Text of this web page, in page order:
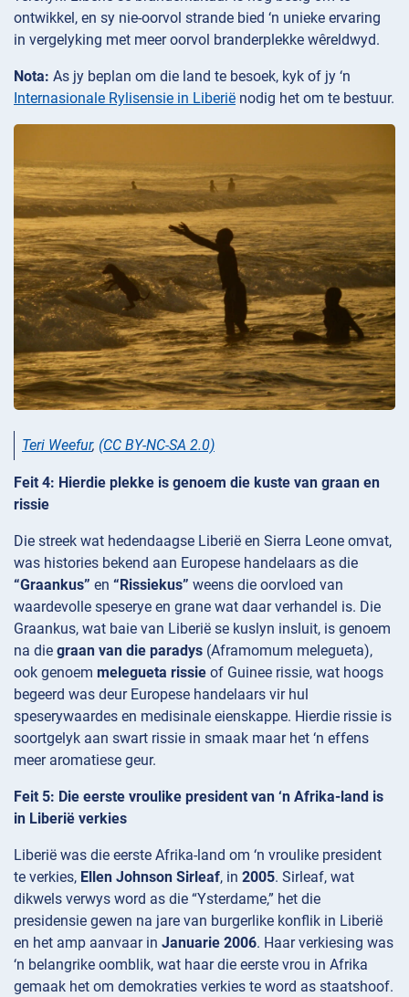
ontwikkel, en sy nie-oorvol strande bied ‘n unieke ervaring
in vergelyking met meer oorvol branderplekke wêreldwyd.
Nota: As jy beplan om die land te besoek, kyk of jy ‘n
Internasionale Rylisensie in Liberië nodig het om te bestuur.
Teri Weefur, (CC BY-NC-SA 2.0)
Feit 4: Hierdie plekke is genoem die kuste van graan en
rissie
Die streek wat hedendaagse Liberië en Sierra Leone omvat,
was histories bekend aan Europese handelaars as die
“Graankus” en “Rissiekus” weens die oorvloed van
waardevolle speserye en grane wat daar verhandel is. Die
Graankus, wat baie van Liberië se kuslyn insluit, is genoem
na die graan van die paradys (Aframomum melegueta),
ook genoem melegueta rissie of Guinee rissie, wat hoogs
begeerd was deur Europese handelaars vir hul
speserywaardes en medisinale eienskappe. Hierdie rissie is
soortgelyk aan swart rissie in smaak maar het ‘n effens
meer aromatiese geur.
Feit 5: Die eerste vroulike president van ‘n Afrika-land is
in Liberië verkies
Liberië was die eerste Afrika-land om ‘n vroulike president
te verkies, Ellen Johnson Sirleaf, in 2005. Sirleaf, wat
dikwels verwys word as die “Ysterdame,” het die
presidensie gewen na jare van burgerlike konflik in Liberië
en het amp aanvaar in Januarie 2006. Haar verkiesing was
‘n belangrike oomblik, wat haar die eerste vrou in Afrika
gemaak het om demokraties verkies te word as staatshoof.